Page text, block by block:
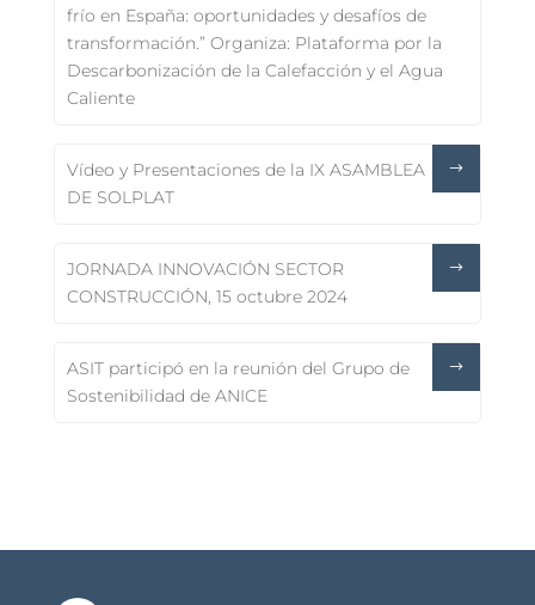
frío en España: oportunidades y desafíos de
transformación.” Organiza: Plataforma por la
Descarbonización de la Calefacción y el Agua
Caliente
Vídeo y Presentaciones de la IX ASAMBLEA
DE SOLPLAT
JORNADA INNOVACIÓN SECTOR
CONSTRUCCIÓN, 15 octubre 2024
ASIT participó en la reunión del Grupo de
Sostenibilidad de ANICE